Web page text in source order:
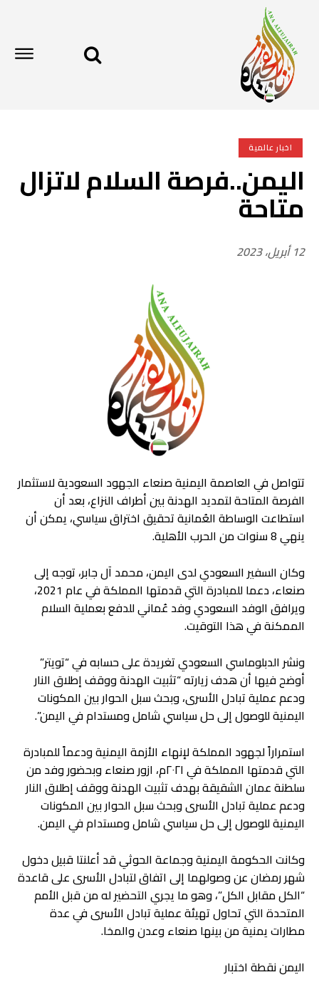
اخبار عالمية
اليمن..فرصة السلام لاتزال
متاحة
12 أبريل، 2023
تتواصل في العاصمة اليمنية صنعاء الجهود السعودية لاستثمار
الفرصة المتاحة لتمديد الهدنة بين أطراف النزاع، بعد أن
استطاعت الوساطة العُمانية تحقيق اختراق سياسي، يمكن أن
ينهي 8 سنوات من الحرب الأهلية.
وكان السفير السعودي لدى اليمن، محمد آل جابر، توجه إلى
صنعاء، دعما للمبادرة التي قدمتها المملكة في عام 2021،
ويرافق الوفد السعودي وفد عُماني للدفع بعملية السلام
الممكنة في هذا التوقيت.
ونشر الدبلوماسي السعودي تغريدة على حسابه في “تويتر”
أوضح فيها أن هدف زيارته “تثبيت الهدنة ووقف إطلاق النار
ودعم عملية تبادل الأسرى، وبحث سبل الحوار بين المكونات
اليمنية للوصول إلى حل سياسي شامل ومستدام في اليمن”.
استمراراً لجهود المملكة لإنهاء الأزمة اليمنية ودعماً للمبادرة
التي قدمتها المملكة في ٢٠٢١م، ازور صنعاء وبحضور وفد من
سلطنة عمان الشقيقة بهدف تثبيت الهدنة ووقف إطلاق النار
ودعم عملية تبادل الأسرى وبحث سبل الحوار بين المكونات
اليمنية للوصول إلى حل سياسي شامل ومستدام في اليمن.
وكانت الحكومة اليمنية وجماعة الحوثي قد أعلنتا قبيل دخول
شهر رمضان عن وصولهما إلى اتفاق لتبادل الأسرى على قاعدة
“الكل مقابل الكل”، وهو ما يجري التحضير له من قبل الأمم
المتحدة التي تحاول تهيئة عملية تبادل الأسرى في عدة
مطارات يمنية من بينها صنعاء وعدن والمخا.
اليمن نقطة اختبار